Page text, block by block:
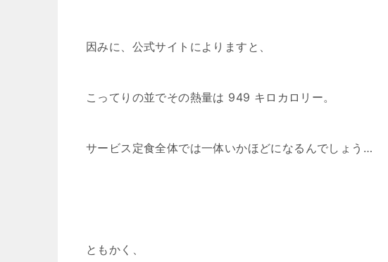
因みに、公式サイトによりますと、
こってりの並でその熱量は 949 キロカロリー。
サービス定食全体では一体いかほどになるんでしょう…
ともかく、